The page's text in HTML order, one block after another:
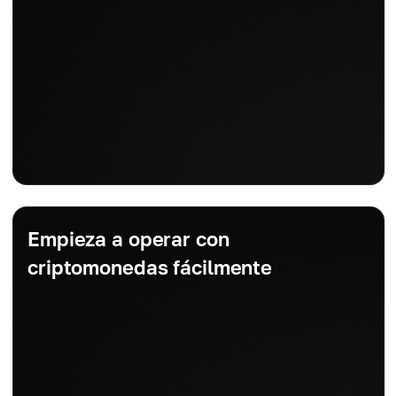
Empieza a operar con
criptomonedas fácilmente